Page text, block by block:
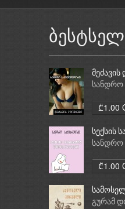
სანდრო
₾1.00
სექსის
სანდრო
₾1.00
გურამ